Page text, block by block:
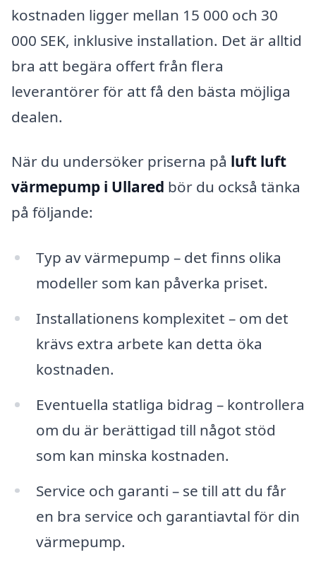
kostnaden ligger mellan 15 000 och 30
000 SEK, inklusive installation. Det är alltid
bra att begära offert från flera
leverantörer för att få den bästa möjliga
dealen.
När du undersöker priserna på luft luft
värmepump i Ullared bör du också tänka
på följande:
Typ av värmepump – det finns olika
modeller som kan påverka priset.
Installationens komplexitet – om det
krävs extra arbete kan detta öka
kostnaden.
Eventuella statliga bidrag – kontrollera
om du är berättigad till något stöd
som kan minska kostnaden.
Service och garanti – se till att du får
en bra service och garantiavtal för din
värmepump.